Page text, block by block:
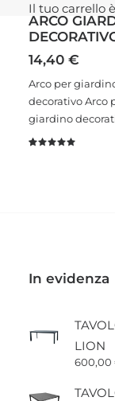
Il tuo carrello
ARCO
14,40 €
Arco per
decorativo Arco
giardino
In evidenza
LION
600,00